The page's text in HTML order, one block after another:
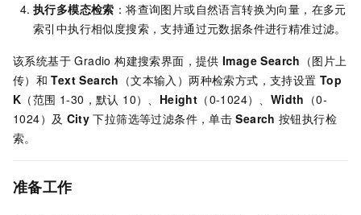
执行多模态检索 ：将查询图片或自然语言转换为向量，在多元
索引中执行相似度搜索，支持通过元数据条件进行精准过滤。
该系统基于 Gradio 构建搜索界面，提供 Image Search （图片上
传）和 Text Search （文本输入）两种检索方式，支持设置 Top
K （范围 1-30，默认 10）、 Height （0-1024）、 Width （0-
1024）及 City 下拉筛选等过滤条件，单击 Search 按钮执行检
索。
准备工作